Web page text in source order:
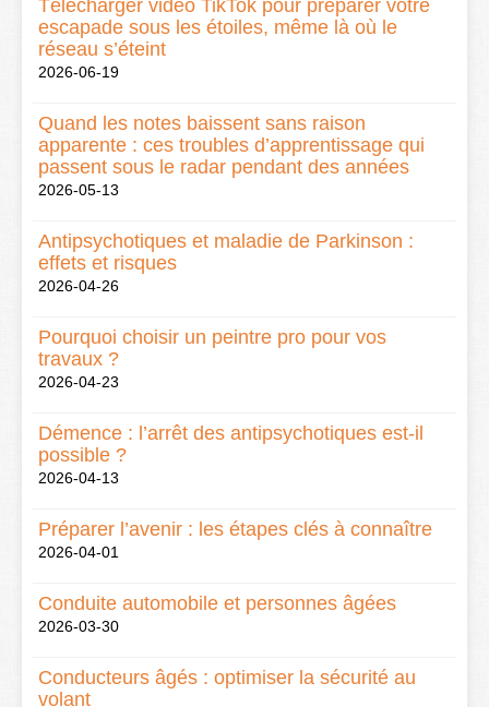
Télécharger vidéo TikTok pour préparer votre
escapade sous les étoiles, même là où le
réseau s’éteint
2026-06-19
Quand les notes baissent sans raison
apparente : ces troubles d’apprentissage qui
passent sous le radar pendant des années
2026-05-13
Antipsychotiques et maladie de Parkinson :
effets et risques
2026-04-26
Pourquoi choisir un peintre pro pour vos
travaux ?
2026-04-23
Démence : l’arrêt des antipsychotiques est-il
possible ?
2026-04-13
Préparer l’avenir : les étapes clés à connaître
2026-04-01
Conduite automobile et personnes âgées
2026-03-30
Conducteurs âgés : optimiser la sécurité au
volant